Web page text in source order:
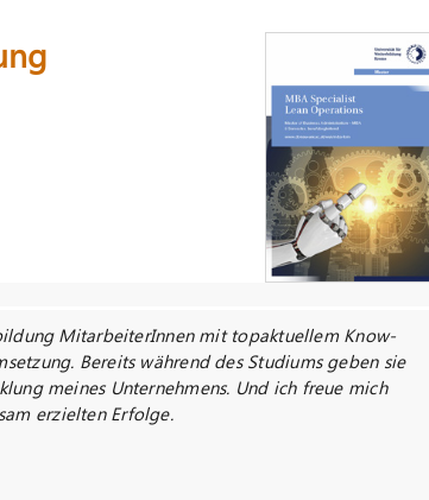
MitarbeiterInnen mit topaktuellem Know-
Bereits während des Studiums geben sie
meines Unternehmens. Und ich freue mich
erzielten Erfolge.